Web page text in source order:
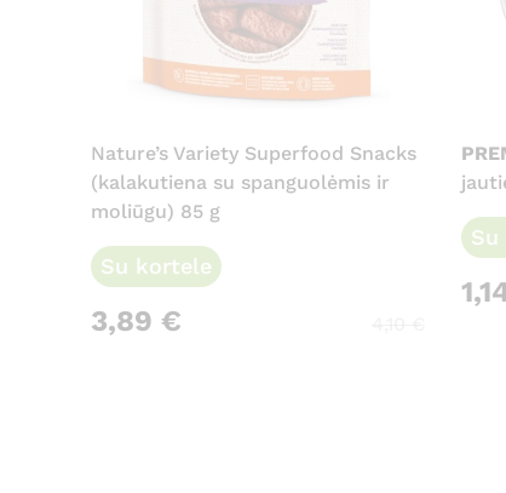
Nature’s Variety Superfood Snacks
(kalakutiena su spanguolėmis ir
moliūgu) 85 g
Su kortele
3,89 €